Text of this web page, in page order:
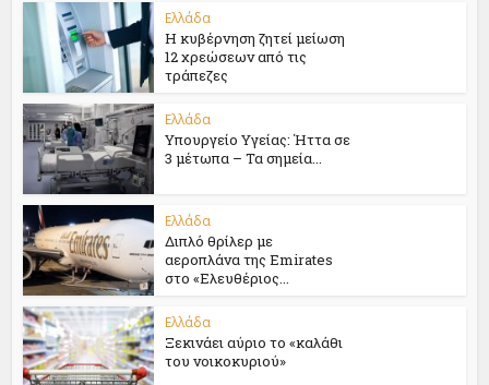
Ελλάδα
Η κυβέρνηση ζητεί μείωση
12 χρεώσεων από τις
τράπεζες
Ελλάδα
Υπουργείο Υγείας: Ήττα σε
3 μέτωπα – Τα σημεία...
Ελλάδα
Διπλό θρίλερ με
αεροπλάνα της Emirates
στο «Ελευθέριος...
Ελλάδα
Ξεκινάει αύριο το «καλάθι
του νοικοκυριού»